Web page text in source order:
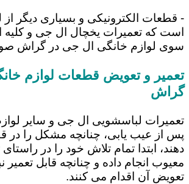
- قطعات الکترونیکی و بسیاری دیگر از
است که تعمیرات یخچال ال جی و کلیه
سوی لوازم خانگی ال جی در گراش
تعمیر و تعویض قطعات لوازم
گراش
تعمیرات لباسشویی ال جی و سایر
پس از عیب یابی، چنانچه مشکل را
دهند، ابتدا تمام تلاش خود را در
معیوب انجام داده و چنانچه قابل تعمیر
تعویض آن اقدام می کنند.